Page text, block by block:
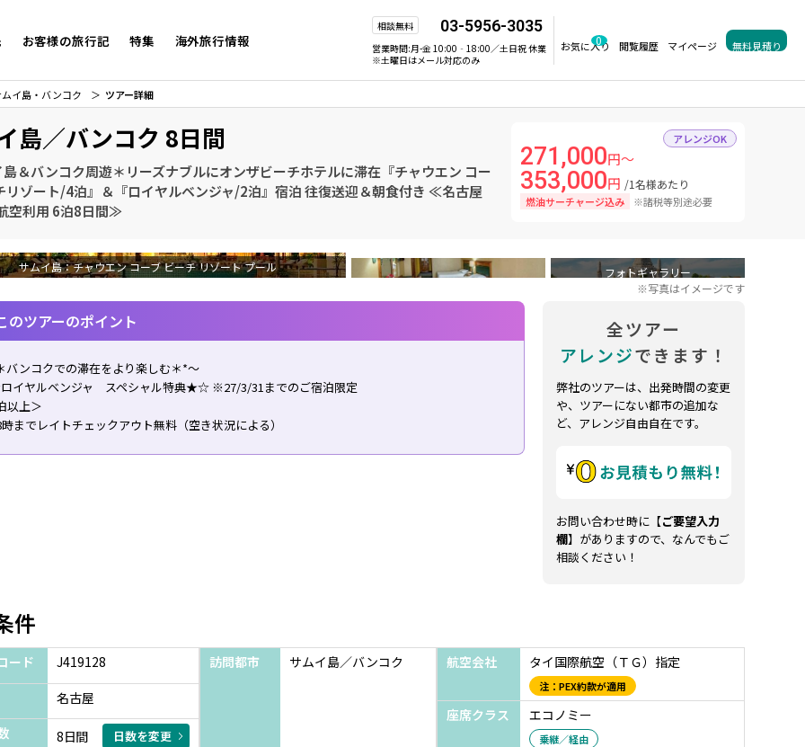
お客様の旅行記 特集 海外旅行情報
相談無料 03-5956-3035
営業時間:月-金 10:00‐18:00／土日祝 休業
※土曜日はメール対応のみ
お気に入り
0 閲覧履歴 マイページ 無料見積り
イ島・バンコク ツアー詳細
島／バンコク 8日間
＆バンコク周遊＊リーズナブルにオンザビーチホテルに滞在『チャウエン コー
リゾート/4泊』＆『ロイヤルベンジャ/2泊』宿泊 往復送迎＆朝食付き ≪名古屋
空利用 6泊8日間≫
アレンジOK
271,000円～
353,000円 /1名様あたり
燃油サーチャージ込み ※諸税等別途必要
サムイ島：チャウエン コーブ ビーチ リゾート プール
フォトギャラリー
※写真はイメージです
のツアーのポイント
バンコクでの滞在をより楽しむ＊*～
イヤルベンジャ スペシャル特典★☆ ※27/3/31までのご宿泊限定
以上＞
までレイトチェックアウト無料（空き状況による）
全ツアー
アレンジできます！
弊社のツアーは、出発時間の変更
や、ツアーにない都市の追加な
ど、アレンジ自由自在です。
お問い合わせ時に【ご要望入力
欄】がありますので、なんでもご
相談ください！
件
ード
J419128
名古屋
8日間 日数を変更
訪問都市 サムイ島／バンコク 航空会社 タイ国際航空（ＴＧ）指定
注：PEX約款が適用
座席クラス エコノミー
乗継／経由